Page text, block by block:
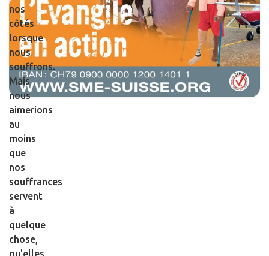
nos
côtés
lorsque
nous
souffrons.
Mais
nous
aimerions
au
moins
que
nos
souffrances
servent
à
quelque
chose,
qu'elles